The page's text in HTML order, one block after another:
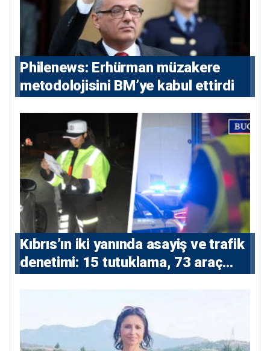
Philenews: Erhürman müzakere
metodolojisini BM’ye kabul ettirdi
Kıbrıs’ın iki yanında asayiş ve trafik
denetimi: 15 tutuklama, 73 araç